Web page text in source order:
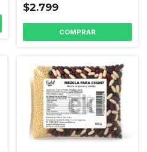
$2.799